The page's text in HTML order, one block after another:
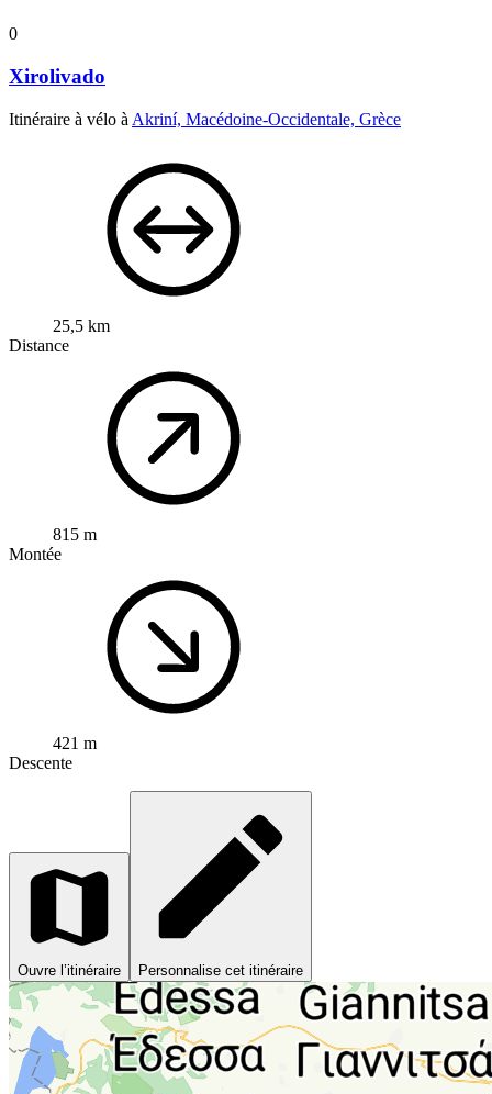
0
Xirolivado
Itinéraire à vélo à Akriní, Macédoine-Occidentale, Grèce
25,5 km
Distance
815 m
Montée
421 m
Descente
Ouvre l’itinéraire Personnalise cet itinéraire